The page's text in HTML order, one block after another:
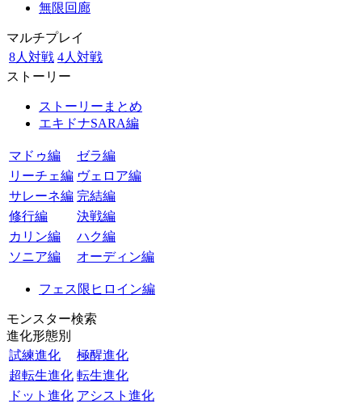
無限回廊
マルチプレイ
8人対戦 4人対戦
ストーリー
ストーリーまとめ
エキドナSARA編
マドゥ編
ゼラ編
リーチェ編 ヴェロア編
サレーネ編 完結編
修行編
決戦編
カリン編
ハク編
ソニア編
オーディン編
フェス限ヒロイン編
モンスター検索
進化形態別
試練進化
極醒進化
超転生進化 転生進化
ドット進化 アシスト進化